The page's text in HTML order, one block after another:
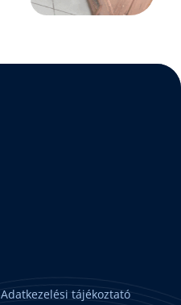
Adatkezelési tájékoztató